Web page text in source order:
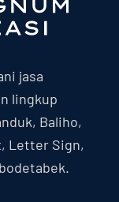
jasa
lingkup
Baliho,
Letter Sign,